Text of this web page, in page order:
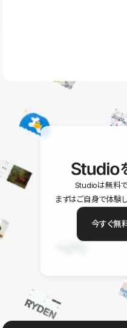
はSSL/TLSによる通信暗号化
操作方法や機能については、
ユーザー同士で質問・相談で
Studioは無料で
まずはご自身で体験
今すぐ無